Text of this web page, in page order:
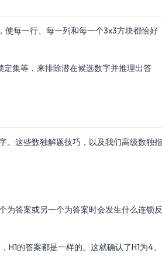
每一行、每一列和每一个3x3方块都恰好
集等，来排除潜在候选数字并推理出答
。这些数独解题技巧，以及我们高级数独指
答案或另一个为答案时会发生什么连锁反
的答案都是一样的。这就确认了H1为4。